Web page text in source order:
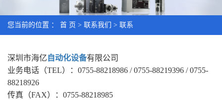
您当前的位置 ： 首 页 > 联系我们 > 联系
深圳市海亿 自动化设备有限公司
业务电话（TEL）：0755-88218986 / 0755-88219396 / 0755-
88218926
传真（FAX）：0755-88218985